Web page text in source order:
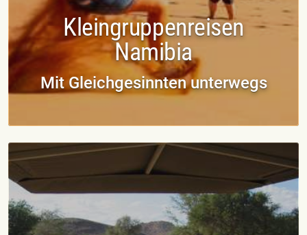
Kleingruppenreisen
Namibia
Mit Gleichgesinnten unterwegs